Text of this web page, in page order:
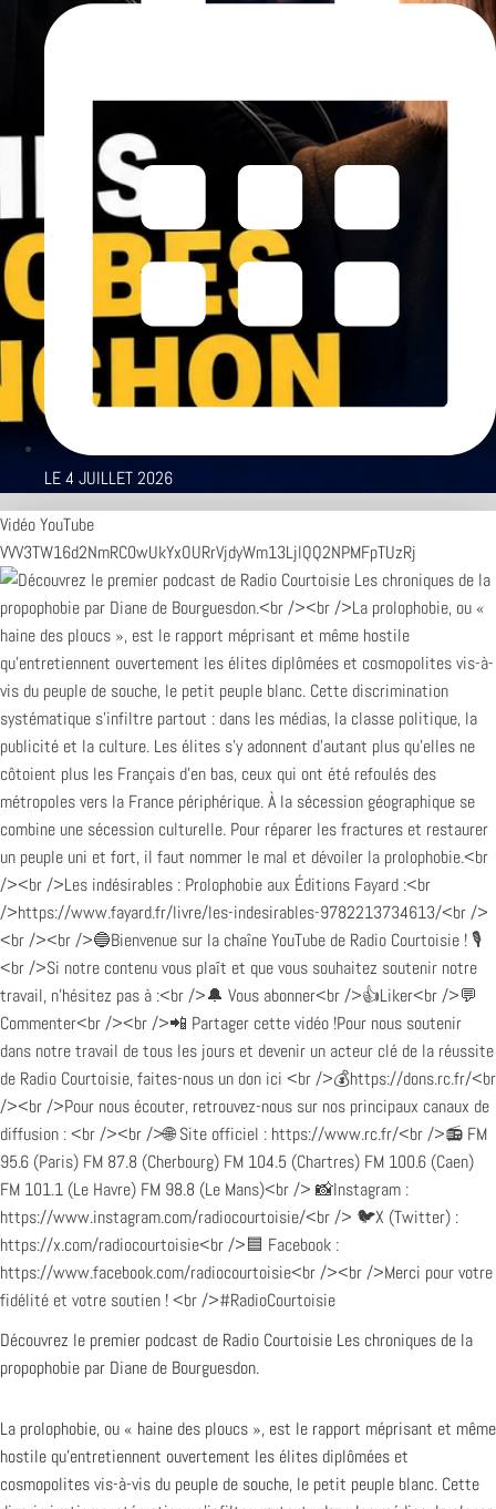
LE4 JUILLET 2026
Vidéo YouTube
VVV3TW16d2NmRC0wUkYxOURrVjdyWm13LjlQQ2NPMFpTUzRj
Découvrez le premier podcast de Radio Courtoisie Les chroniques de la
propophobie par Diane de Bourguesdon.
La prolophobie, ou « haine des ploucs », est le rapport méprisant et même
hostile qu’entretiennent ouvertement les élites diplômées et
cosmopolites vis-à-vis du peuple de souche, le petit peuple blanc. Cette